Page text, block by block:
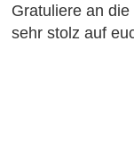
Gratuliere an
sehr stolz auf